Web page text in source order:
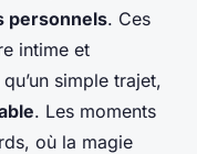
personnels. Ces
intime et
simple trajet,
. Les moments
où la magie